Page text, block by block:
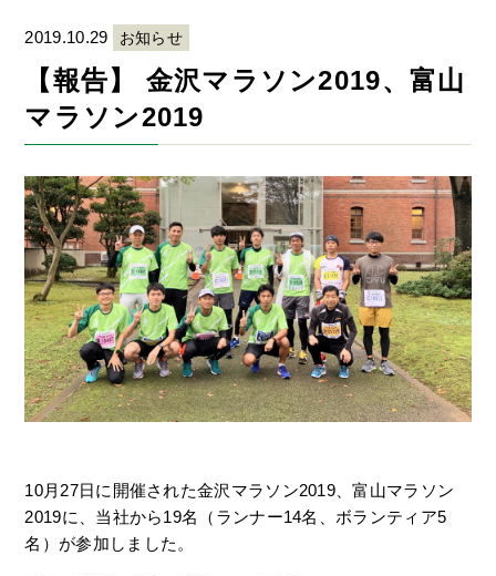
2019.10.29 お知らせ
【報告】 金沢マラソン2019、富山
マラソン2019
10月27日に開催された金沢マラソン2019、富山マラソン
2019に、当社から19名（ランナー14名、ボランティア5
名）が参加しました。